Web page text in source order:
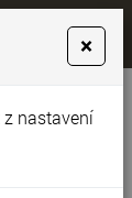
NÁS ×
nastavení